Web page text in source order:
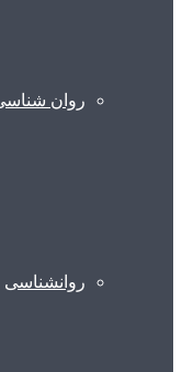
روان
روانشناسی